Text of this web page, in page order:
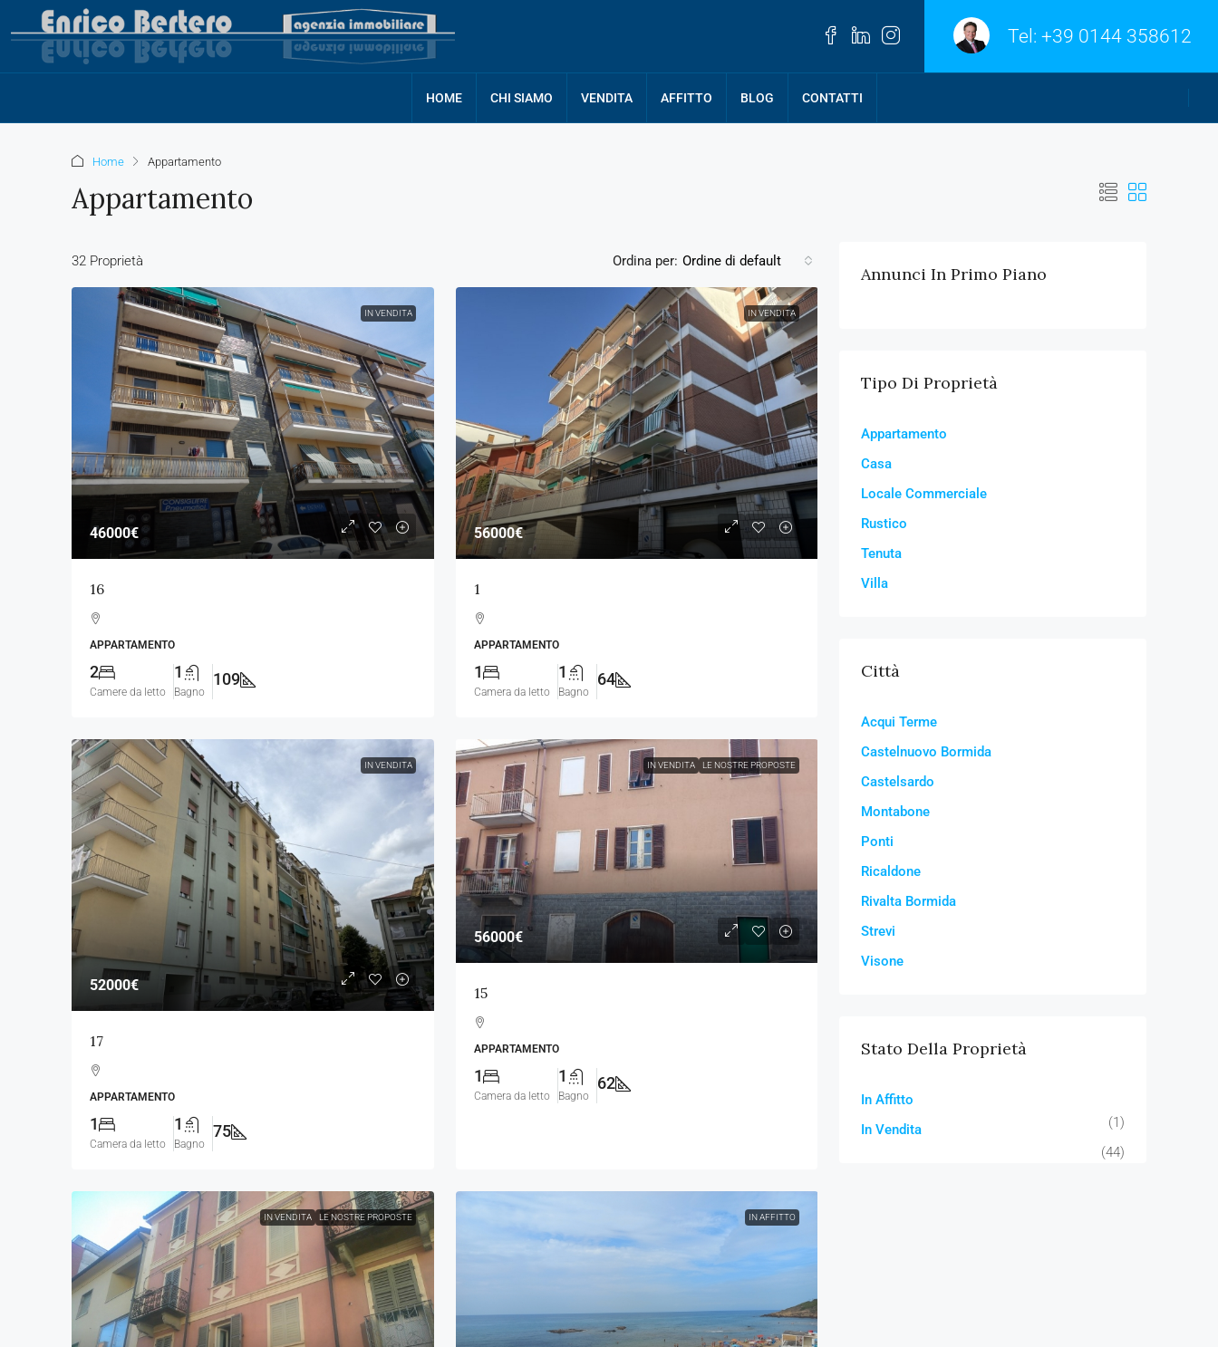
Tel: +39 0144 358612
HOME CHI SIAMO VENDITA AFFITTO BLOG CONTATTI
Home Appartamento
Appartamento
32 Proprietà Ordina per: Ordine di default
IN VENDITA
46000€
16
APPARTAMENTO
2
Camere da letto
1
Bagno
109
IN VENDITA
56000€
1
APPARTAMENTO
1
Camera da letto
1
Bagno
64
IN VENDITA
52000€
17
APPARTAMENTO
1
Camera da letto
1
Bagno
75
IN VENDITA LE NOSTRE PROPOSTE
56000€
15
APPARTAMENTO
1
Camera da letto
1
Bagno
62
IN VENDITA LE NOSTRE PROPOSTE IN AFFITTO
Annunci In Primo Piano
Tipo Di Proprietà
Appartamento
Casa
Locale Commerciale
Rustico
Tenuta
Villa
Città
Acqui Terme
Castelnuovo Bormida
Castelsardo
Montabone
Ponti
Ricaldone
Rivalta Bormida
Strevi
Visone
Stato Della Proprietà
In Affitto
(1)
In Vendita
(44)